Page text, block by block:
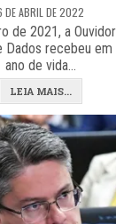
DE ABRIL DE 2022
de 2021, a
recebeu
ano de vida…
LEIA MAIS...